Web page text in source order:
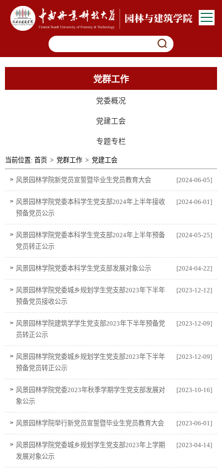
党群工作
党委概况
党建工会
专题专栏
当前位置: 首页 > 党群工作 > 党建工会
> 风景园林学院新党员宣誓暨毕业生党员教育大会 [2024-06-05]
> 风景园林学院党委本科学生党支部2024年上半年接收
预备党员公示
[2024-06-01]
> 风景园林学院党委本科学生党支部2024年上半年预备
党员转正公示
[2024-05-25]
> 风景园林学院党委本科学生党支部发展对象公示 [2024-04-22]
> 风景园林学院党委城乡规划学生党支部2023年下半年
预备党员接收公示
[2023-12-12]
> 风景园林学院建筑学学生党支部2023年下半年预备党
员转正公示
[2023-12-09]
> 风景园林学院党委城乡规划学生党支部2023年下半年
预备党员转正公示
[2023-12-09]
> 风景园林学院党委2023年秋季学期学生党支部发展对
象公示
[2023-10-16]
> 风景园林学院举行新党员宣誓暨毕业生党员教育大会 [2023-06-01]
> 风景园林学院党委城乡规划学生党支部2023年上学期
发展对象公示
[2023-04-14]